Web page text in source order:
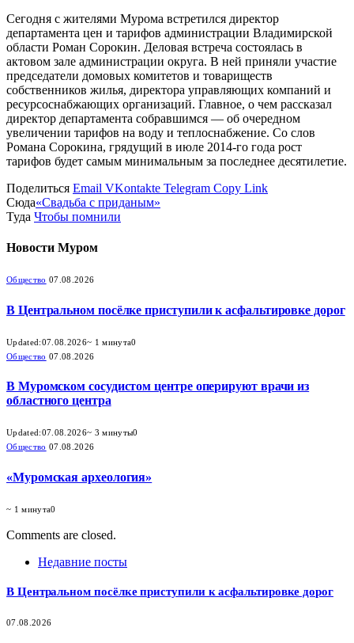
Сегодня с жителями Мурома встретился директор
департамента цен и тарифов администрации Владимирской
области Роман Сорокин. Деловая встреча состоялась в
актовом зале администрации округа. В ней приняли участие
председатели домовых комитетов и товариществ
собственников жилья, директора управляющих компаний и
ресурсоснабжающих организаций. Главное, о чем рассказал
директор департамента собравшимся — об очередном
увеличении тарифов на воду и теплоснабжение. Со слов
Романа Сорокина, грядущий в июле 2014-го года рост
тарифов будет самым минимальным за последнее десятилетие.
Поделиться Email VKontakte Telegram Copy Link
Сюда«Свадьба с приданым»
Туда Чтобы помнили
Новости Муром
Общество 07.08.2026
В Центральном посёлке приступили к асфальтировке дорог
Updated:07.08.2026~ 1 минута0
Общество 07.08.2026
В Муромском сосудистом центре оперируют врачи из
областного центра
Updated:07.08.2026~ 3 минуты0
Общество 07.08.2026
«Муромская археология»
~ 1 минута0
Comments are closed.
Недавние посты
В Центральном посёлке приступили к асфальтировке дорог
07.08.2026